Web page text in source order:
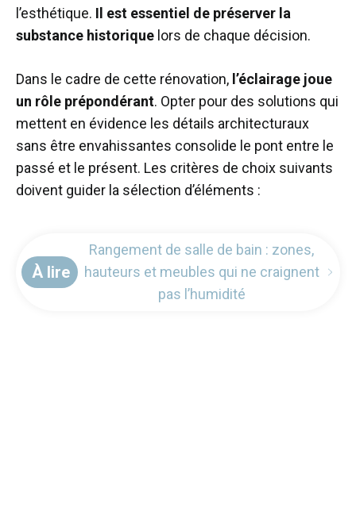
l’esthétique. Il est essentiel de préserver la
substance historique lors de chaque décision.
Dans le cadre de cette rénovation, l’éclairage joue
un rôle prépondérant. Opter pour des solutions qui
mettent en évidence les détails architecturaux
sans être envahissantes consolide le pont entre le
passé et le présent. Les critères de choix suivants
doivent guider la sélection d’éléments :
À lire
Rangement de salle de bain : zones,
hauteurs et meubles qui ne craignent
pas l’humidité